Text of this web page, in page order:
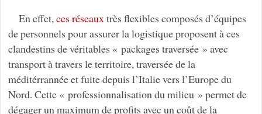
En effet, ces réseaux très flexibles composés d’équipes
de personnels pour assurer la logistique proposent à ces
clandestins de véritables « packages traversée » avec
transport à travers le territoire, traversée de la
méditérrannée et fuite depuis l’Italie vers l’Europe du
Nord. Cette « professionnalisation du milieu » permet de
dégager un maximum de profits avec un coût de la